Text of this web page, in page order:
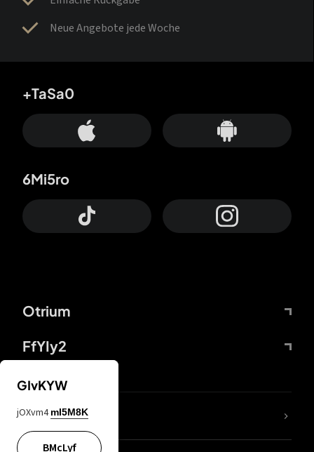
Neue Angebote jede Woche
Otrium
FfYIy2
+TaSa0
6Mi5ro
DDcvSo
GIvKYW
jOXvm4 mI5M8K
BMcLyf